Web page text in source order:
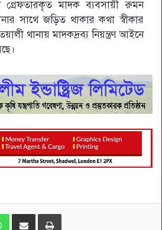
গ্রেফতারকৃত মাদক ব্যবসায়ী রুমন
সাথে জড়িত থাকার কথা স্বীকার
থানায় মাদকদ্রব্য নিয়ন্ত্রণ আইনে
WhatsApp ই-মেইলে শেয়ার করুন